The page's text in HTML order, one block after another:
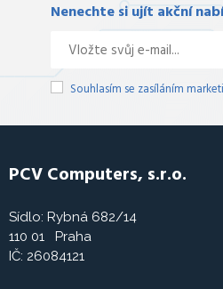
Nenechte si ujít akční
Souhlasím se zasíláním
PCV Computers, s.r.o.
Sídlo: Rybná 682/14
110 01 Praha
IČ: 26084121